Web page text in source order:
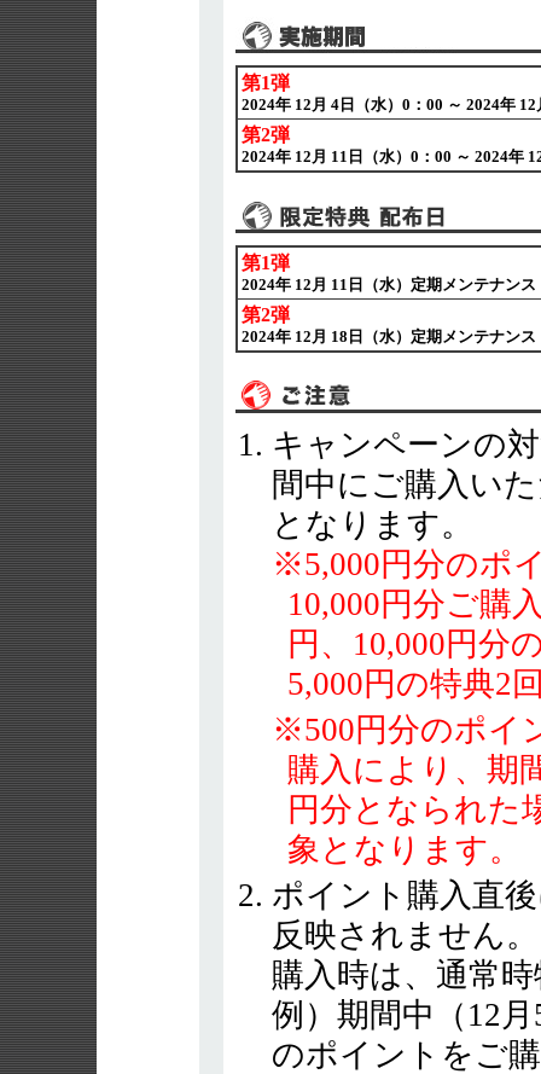
第1弾
2024年 12月 4日（水）0：00 ～ 2024年
第2弾
2024年 12月 11日（水）0：00 ～ 2024年
第1弾
2024年 12月 11日（水）定期メンテナンス
第2弾
2024年 12月 18日（水）定期メンテナンス
キャンペーンの
間中にご購入い
となります。
※5,000円分のポ
10,000円分ご購
円、10,000円分
5,000円の特典2
※500円分のポイ
購入により、期
円分となられた
象となります。
ポイント購入直
反映されません。
購入時は、通常
例）期間中（12
のポイントをご